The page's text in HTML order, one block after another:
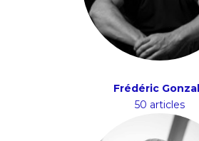
Frédéric
50 articles